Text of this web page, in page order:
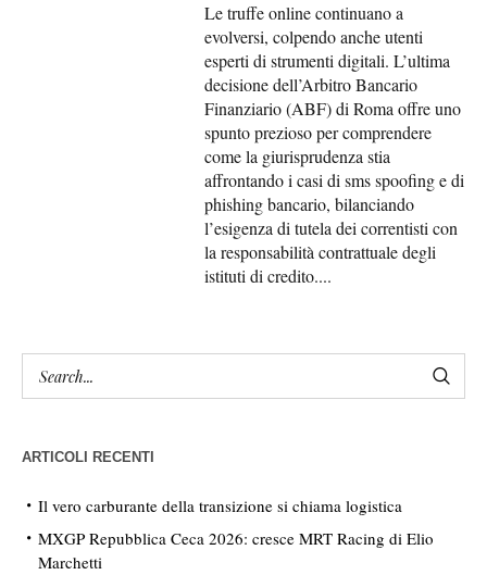
Le truffe online continuano a
evolversi, colpendo anche utenti
esperti di strumenti digitali. L’ultima
decisione dell’Arbitro Bancario
Finanziario (ABF) di Roma offre uno
spunto prezioso per comprendere
come la giurisprudenza stia
affrontando i casi di sms spoofing e di
phishing bancario, bilanciando
l’esigenza di tutela dei correntisti con
la responsabilità contrattuale degli
istituti di credito....
ARTICOLI RECENTI
Il vero carburante della transizione si chiama logistica
MXGP Repubblica Ceca 2026: cresce MRT Racing di Elio
Marchetti